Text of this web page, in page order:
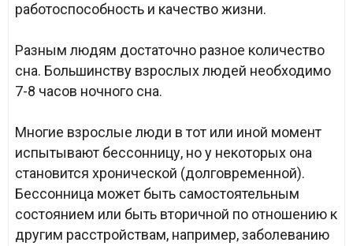
работоспособность и качество жизни.
Разным людям достаточно разное количество
сна. Большинству взрослых людей необходимо
7-8 часов ночного сна.
Многие взрослые люди в тот или иной момент
испытывают бессонницу, но у некоторых она
становится хронической (долговременной).
Бессонница может быть самостоятельным
состоянием или быть вторичной по отношению к
другим расстройствам, например, заболеванию